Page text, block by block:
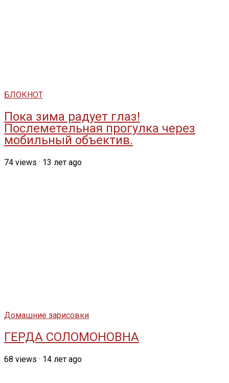
БЛОКНОТ
Пока зима радует глаз!
Послеметельная прогулка через
мобильный объектив.
74 views · 13 лет ago
Домашние зарисовки
ГЕРДА СОЛОМОНОВНА
68 views · 14 лет ago